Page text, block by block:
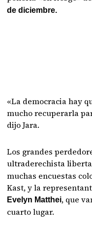
de diciembre.
«La democracia hay
mucho recuperarla
dijo Jara.
Los grandes
ultraderechista
muchas encuestas
Kast, y la
Evelyn Matthei, que
cuarto lugar.